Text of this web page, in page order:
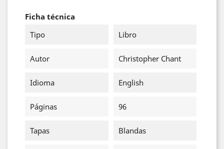
Ficha técnica
Tipo
Libro
Autor Christopher Chant
Idioma English
Páginas 96
Tapas Blandas